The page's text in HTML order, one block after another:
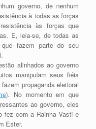
governo, de nenhum
à todas as forças
às forças que
E, leia-se, de todas as
que fazem parte do seu
alinhados ao governo
manipulam seus fiéis
propaganda eleitoral
). No momento em que
ao governo, eles
fez com a Rainha Vasti e
Ester.